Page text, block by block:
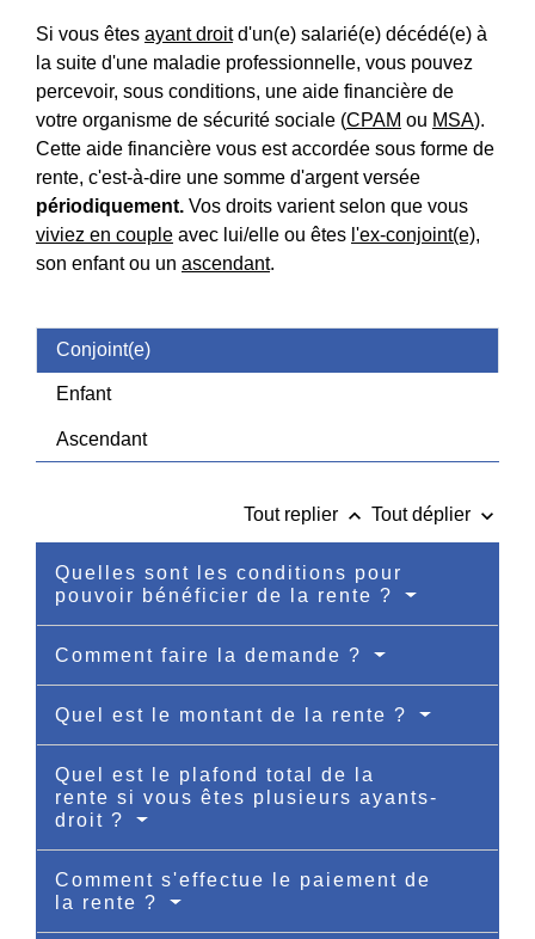
Si vous êtes ayant droitd'un(e) salarié(e) décédé(e) à
la suite d'une maladie professionnelle, vous pouvez
percevoir, sous conditions, une aide financière de
votre organisme de sécurité sociale (CPAM ou MSA).
Cette aide financière vous est accordée sous forme de
rente, c'est-à-dire une somme d'argent versée
périodiquement. Vos droits varient selon que vous
viviez en couple avec lui/elle ou êtes l'ex-conjoint(e),
son enfant ou un ascendant.
Conjoint(e)
Enfant
Ascendant
Tout replier keyboard_arrow_up Tout déplier keyboard_arrow_down
Quelles sont les conditions pour
pouvoir bénéficier de la rente ?
Comment faire la demande ?
Quel est le montant de la rente ?
Quel est le plafond total de la
rente si vous êtes plusieurs ayants-
droit ?
Comment s'effectue le paiement de
la rente ?